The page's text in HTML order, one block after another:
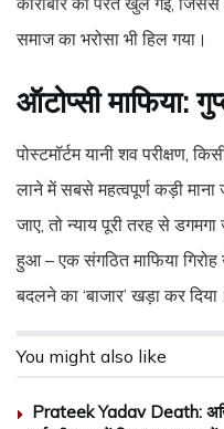
समाज का भरोसा भी हिल गया।
ऑटोप्सी माफिया:
पोस्टमॉर्टम यानी शव परीक्षण,
लाने में सबसे महत्वपूर्ण कड़ी
जाए, तो न्याय पूरी तरह से
हुआ – एक संगठित माफिया गिरोह
बदलने का ‘बाजार’ खड़ा कर दिया।
You might also like
Prateek Yadav Death: